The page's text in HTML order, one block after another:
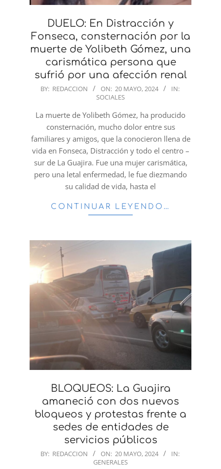
DUELO: En Distracción y
Fonseca, consternación por la
muerte de Yolibeth Gómez, una
carismática persona que
sufrió por una afección renal
2024-
20
BY: REDACCION ON: 20 MAYO, 2024
IN:
SOCIALES
La muerte de Yolibeth Gómez, ha producido
consternación, mucho dolor entre sus
familiares y amigos, que la conocieron llena de
vida en Fonseca, Distracción y todo el centro –
sur de La Guajira. Fue una mujer carismática,
pero una letal enfermedad, le fue diezmando
su calidad de vida, hasta el
CONTINUAR LEYENDO…
BLOQUEOS: La Guajira
amaneció con dos nuevos
bloqueos y protestas frente a
sedes de entidades de
servicios públicos
2024-
BY: REDACCION ON: 20 MAYO, 2024
IN:
GENERALES